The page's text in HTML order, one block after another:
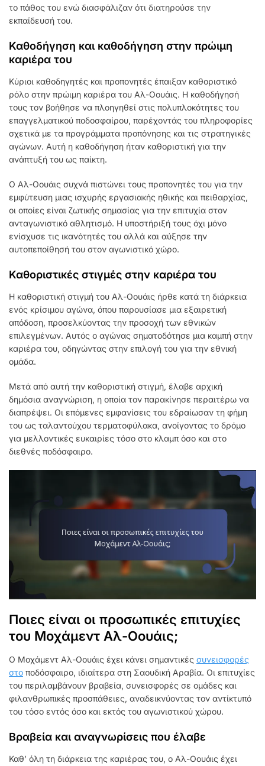
το πάθος του ενώ διασφάλιζαν ότι διατηρούσε την
εκπαίδευσή του.
Καθοδήγηση και καθοδήγηση στην πρώιμη
καριέρα του
Κύριοι καθοδηγητές και προπονητές έπαιξαν καθοριστικό
ρόλο στην πρώιμη καριέρα του Αλ-Οουάις. Η καθοδήγησή
τους τον βοήθησε να πλοηγηθεί στις πολυπλοκότητες του
επαγγελματικού ποδοσφαίρου, παρέχοντάς του πληροφορίες
σχετικά με τα προγράμματα προπόνησης και τις στρατηγικές
αγώνων. Αυτή η καθοδήγηση ήταν καθοριστική για την
ανάπτυξή του ως παίκτη.
Ο Αλ-Οουάις συχνά πιστώνει τους προπονητές του για την
εμφύτευση μιας ισχυρής εργασιακής ηθικής και πειθαρχίας,
οι οποίες είναι ζωτικής σημασίας για την επιτυχία στον
ανταγωνιστικό αθλητισμό. Η υποστήριξή τους όχι μόνο
ενίσχυσε τις ικανότητές του αλλά και αύξησε την
αυτοπεποίθησή του στον αγωνιστικό χώρο.
Καθοριστικές στιγμές στην καριέρα του
Η καθοριστική στιγμή του Αλ-Οουάις ήρθε κατά τη διάρκεια
ενός κρίσιμου αγώνα, όπου παρουσίασε μια εξαιρετική
απόδοση, προσελκύοντας την προσοχή των εθνικών
επιλεγμένων. Αυτός ο αγώνας σηματοδότησε μια καμπή στην
καριέρα του, οδηγώντας στην επιλογή του για την εθνική
ομάδα.
Μετά από αυτή την καθοριστική στιγμή, έλαβε αρχική
δημόσια αναγνώριση, η οποία τον παρακίνησε περαιτέρω να
διαπρέψει. Οι επόμενες εμφανίσεις του εδραίωσαν τη φήμη
του ως ταλαντούχου τερματοφύλακα, ανοίγοντας το δρόμο
για μελλοντικές ευκαιρίες τόσο στο κλαμπ όσο και στο
διεθνές ποδόσφαιρο.
Ποιες είναι οι προσωπικές επιτυχίες
του Μοχάμεντ Αλ-Οουάις;
Ο Μοχάμεντ Αλ-Οουάις έχει κάνει σημαντικές συνεισφορές
στο ποδόσφαιρο, ιδιαίτερα στη Σαουδική Αραβία. Οι επιτυχίες
του περιλαμβάνουν βραβεία, συνεισφορές σε ομάδες και
φιλανθρωπικές προσπάθειες, αναδεικνύοντας τον αντίκτυπό
του τόσο εντός όσο και εκτός του αγωνιστικού χώρου.
Βραβεία και αναγνωρίσεις που έλαβε
Καθ’ όλη τη διάρκεια της καριέρας του, ο Αλ-Οουάις έχει